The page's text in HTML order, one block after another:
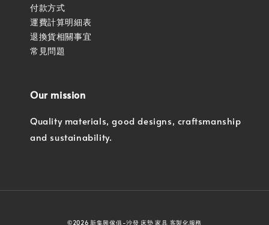
付款方式
運費計算明細表
退換貨相關事宜
常見問題
Our mission
Quality materials, good designs, craftsmanship
and sustainability.
©2026 新集興傢俱-沙發 床墊 家具 客製化服務